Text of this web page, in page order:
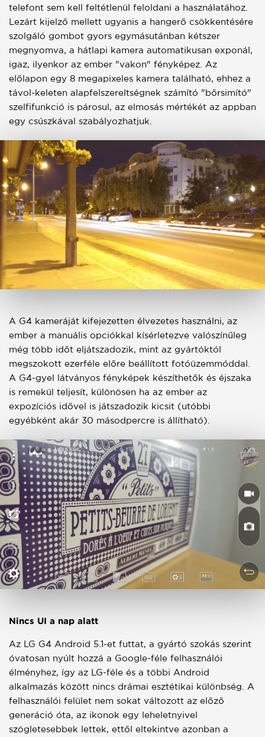
telefont sem kell feltétlenül feloldani a használatához.
Lezárt kijelző mellett ugyanis a hangerő csökkentésére
szolgáló gombot gyors egymásutánban kétszer
megnyomva, a hátlapi kamera automatikusan exponál,
igaz, ilyenkor az ember "vakon" fényképez. Az
előlapon egy 8 megapixeles kamera található, ehhez a
távol-keleten alapfelszereltségnek számító "bőrsimító"
szelfifunkció is párosul, az elmosás mértékét az appban
egy csúszkával szabályozhatjuk.
A G4 kameráját kifejezetten élvezetes használni, az
ember a manuális opciókkal kísérletezve valószínűleg
még több időt eljátszadozik, mint az gyártóktól
megszokott ezerféle előre beállított fotóüzemmóddal.
A G4-gyel látványos fényképek készíthetők és éjszaka
is remekül teljesít, különösen ha az ember az
expozíciós idővel is játszadozik kicsit (utóbbi
egyébként akár 30 másodpercre is állítható).
Nincs UI a nap alatt
Az LG G4 Android 5.1-et futtat, a gyártó szokás szerint
óvatosan nyúlt hozzá a Google-féle felhasználói
élményhez, így az LG-féle és a többi Android
alkalmazás között nincs drámai esztétikai különbség. A
felhasználói felület nem sokat változott az előző
generáció óta, az ikonok egy leheletnyivel
szögletesebbek lettek, ettől eltekintve azonban a